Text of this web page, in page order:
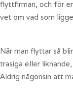
flyttfirman, och för
vet om vad som
När man flyttar så
trasiga eller
Aldrig någonsin att